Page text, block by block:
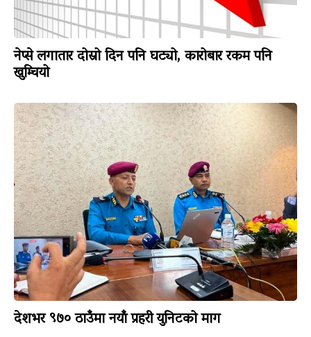
नेप्से लगातार दोस्रो दिन पनि घट्यो, कारोबार रकम पनि
खुम्चियो
देशभर ९७० ठाउँमा नयाँ प्रहरी युनिटको माग